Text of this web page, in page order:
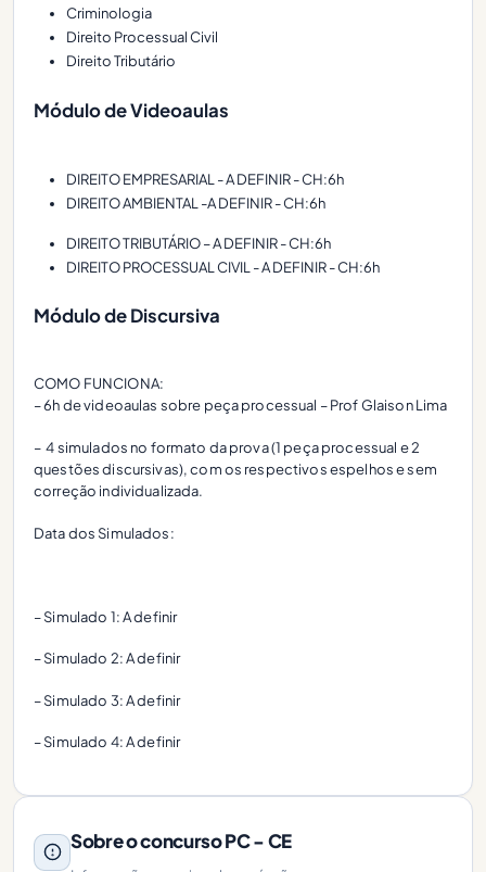
Criminologia
Direito Processual Civil
Direito Tributário
Módulo de Videoaulas
DIREITO EMPRESARIAL - A DEFINIR - CH:6h
DIREITO AMBIENTAL -A DEFINIR - CH:6h
DIREITO TRIBUTÁRIO – A DEFINIR - CH:6h
DIREITO PROCESSUAL CIVIL - A DEFINIR - CH:6h
Módulo de Discursiva
COMO FUNCIONA:
– 6h de videoaulas sobre peça processual – Prof Glaison Lima
– 4 simulados no formato da prova (1 peça processual e 2
questões discursivas), com os respectivos espelhos e sem
correção individualizada.
Data dos Simulados:
– Simulado 1: A definir
– Simulado 2: A definir
– Simulado 3: A definir
– Simulado 4: A definir
Sobre o concurso PC - CE